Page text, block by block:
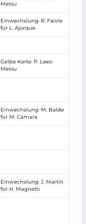
Melou
Einwechslung: R. Faivre
für L. Ajorque
Gelbe Karte: P. Lees-
Melou
Einwechslung: M. Balde
für M. Camara
Einwechslung: J. Martin
für H. Magnetti